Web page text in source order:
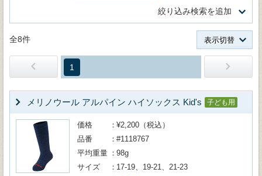
絞り込み検索を追加
全8件 表示切替
1
メリノウール アルパイン ハイソックス Kid's 子ども用
価格
¥2,200（税込）
品番
#1118767
平均重量
98g
サイズ
17-19、19-21、21-23